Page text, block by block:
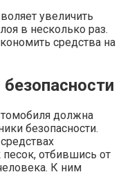
увеличить
в несколько раз.
средства на
должна
безопасности.
отбившись от
К ним